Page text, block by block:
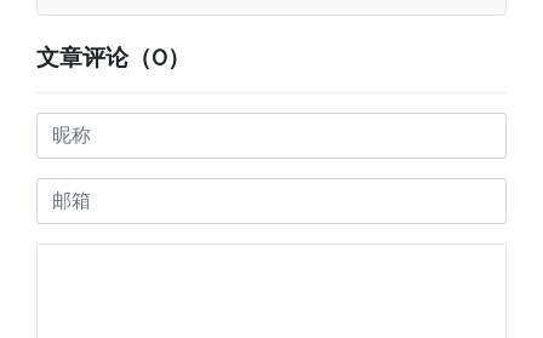
文章评论（0）